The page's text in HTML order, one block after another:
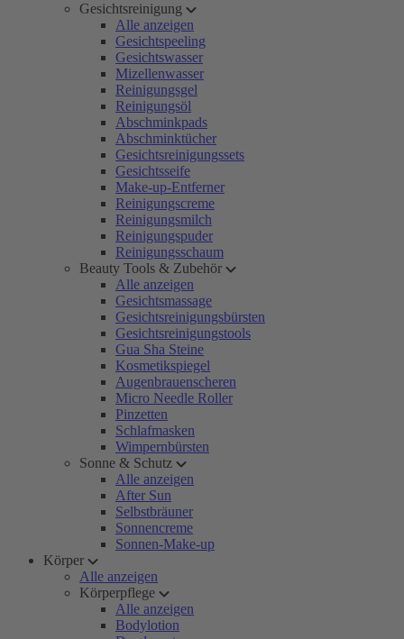
Gesichtsreinigung
Alle anzeigen
Gesichtspeeling
Gesichtswasser
Mizellenwasser
Reinigungsgel
Reinigungsöl
Abschminkpads
Abschminktücher
Gesichtsreinigungssets
Gesichtsseife
Make-up-Entferner
Reinigungscreme
Reinigungsmilch
Reinigungspuder
Reinigungsschaum
Beauty Tools & Zubehör
Alle anzeigen
Gesichtsmassage
Gesichtsreinigungsbürsten
Gesichtsreinigungstools
Gua Sha Steine
Kosmetikspiegel
Augenbrauenscheren
Micro Needle Roller
Pinzetten
Schlafmasken
Wimpernbürsten
Sonne & Schutz
Alle anzeigen
After Sun
Selbstbräuner
Sonnencreme
Sonnen-Make-up
Körper
Alle anzeigen
Körperpflege
Alle anzeigen
Bodylotion